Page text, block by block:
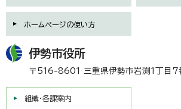
ホームページの使い方
伊勢市役所
〒516-8601 三重県伊勢市岩渕1丁目7
組織・各課案内